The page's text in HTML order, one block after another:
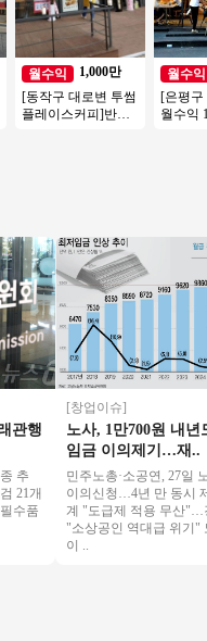
월수익
1,000만
[동작구 대로변 투썸
플레이스커피]반오
월수익
[은평구
월수익
행
개
품
[창업이슈]
노사, 1만700원 내년도
임금 이의제기…재..
민주노총·소공연, 27일 노
이의신청…4년 만 동시 제
계 "도급제 적용 무산"…경
"소상공인 역대급 위기" 노
이 ..